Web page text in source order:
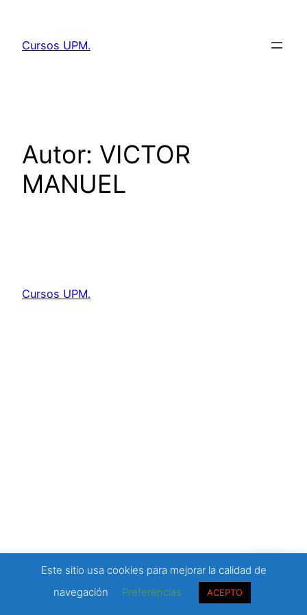
contenido
Cursos UPM.
Autor: VICTOR
MANUEL
Cursos UPM.
Este sitio usa cookies para mejorar la calidad de
navegación
Preferencias ACEPTO